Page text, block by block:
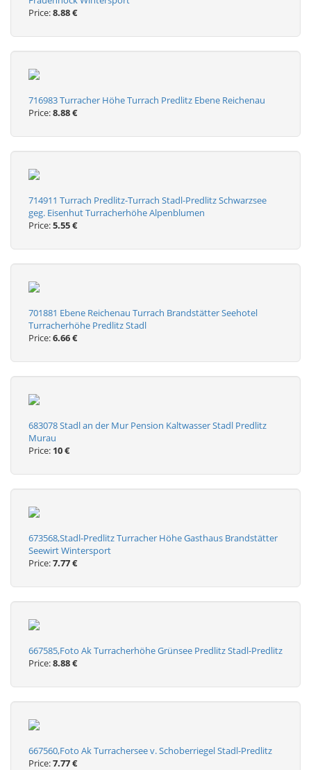
Price:8.88 €
716983 Turracher Höhe Turrach Predlitz Ebene Reichenau
Price:8.88 €
714911 Turrach Predlitz-Turrach Stadl-Predlitz Schwarzsee
geg. Eisenhut Turracherhöhe Alpenblumen
Price:5.55 €
701881 Ebene Reichenau Turrach Brandstätter Seehotel
Turracherhöhe Predlitz Stadl
Price:6.66 €
683078 Stadl an der Mur Pension Kaltwasser Stadl Predlitz
Murau
Price: 10 €
673568,Stadl-Predlitz Turracher Höhe Gasthaus Brandstätter
Seewirt Wintersport
Price:7.77 €
667585,Foto Ak Turracherhöhe Grünsee Predlitz Stadl-Predlitz
Price:8.88 €
667560,Foto Ak Turrachersee v. Schoberriegel Stadl-Predlitz
Price:7.77 €